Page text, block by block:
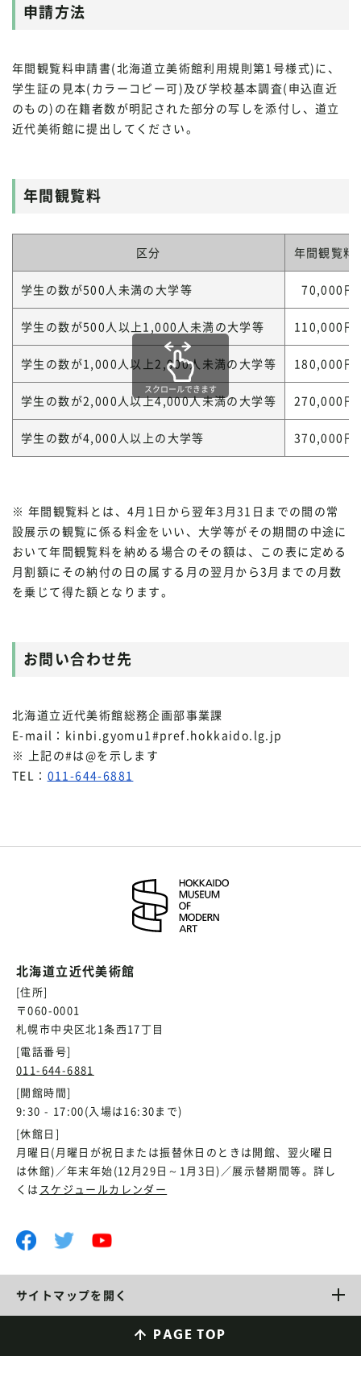
申請方法
年間観覧料申請書(北海道立美術館利用規則第1号様式)に、
学生証の見本(カラーコピー可)及び学校基本調査(申込直近
のもの)の在籍者数が明記された部分の写しを添付し、道立
近代美術館に提出してください。
年間観覧料
区分 年間観覧料
学生の数が500人未満の大学等 70,000円
学生の数が500人以上1,000人未満の大学等 110,000円
学生の数が1,000人以上2,000人未満の大学等 180,000円
学生の数が2,000人以上4,000人未満の大学等 270,000円
学生の数が4,000人以上の大学等 370,000円
スクロールできます
※ 年間観覧料とは、4月1日から翌年3月31日までの間の常
設展示の観覧に係る料金をいい、大学等がその期間の中途に
おいて年間観覧料を納める場合のその額は、この表に定める
月割額にその納付の日の属する月の翌月から3月までの月数
を乗じて得た額となります。
お問い合わせ先
北海道立近代美術館総務企画部事業課
E-mail：kinbi.gyomu1#pref.hokkaido.lg.jp
※ 上記の#は@を示します
TEL： 011-644-6881
北海道立近代美術館
[住所]
〒060-0001
札幌市中央区北1条西17丁目
[電話番号]
011-644-6881
[開館時間]
9:30 - 17:00(入場は16:30まで)
[休館日]
月曜日(月曜日が祝日または振替休日のときは開館、翌火曜日
は休館)／年末年始(12月29日～1月3日)／展示替期間等。詳し
くは スケジュールカレンダー
サイトマップを開く
PAGE TOP